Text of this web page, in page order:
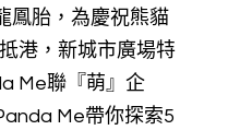
鳳胎，為慶祝熊貓
港，新城市廣場特
Me聯『萌』企
Me帶你探索5